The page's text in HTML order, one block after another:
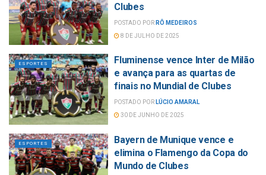
Clubes
POSTADO POR RÔ MEDEIROS
8 DE JULHO DE 2025
ESPORTES
Fluminense vence Inter de Milão
e avança para as quartas de
finais no Mundial de Clubes
POSTADO POR LÚCIO AMARAL
30 DE JUNHO DE 2025
ESPORTES
Bayern de Munique vence e
elimina o Flamengo da Copa do
Mundo de Clubes